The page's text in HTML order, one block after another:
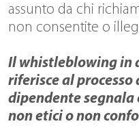
assunto da chi
non consentite o
Il whistleblowing in
riferisce al
dipendente
non etici o non